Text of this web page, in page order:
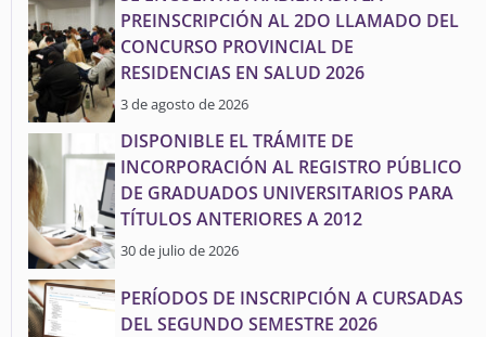
PREINSCRIPCIÓN AL 2DO LLAMADO DEL
CONCURSO PROVINCIAL DE
RESIDENCIAS EN SALUD 2026
3 de agosto de 2026
DISPONIBLE EL TRÁMITE DE
INCORPORACIÓN AL REGISTRO PÚBLICO
DE GRADUADOS UNIVERSITARIOS PARA
TÍTULOS ANTERIORES A 2012
30 de julio de 2026
PERÍODOS DE INSCRIPCIÓN A CURSADAS
DEL SEGUNDO SEMESTRE 2026